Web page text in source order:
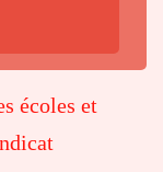
écoles et